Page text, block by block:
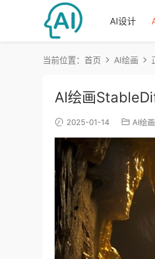
AI设计
当前位置： 首页 AI绘画
AI绘画
2025-01-14 AI绘画